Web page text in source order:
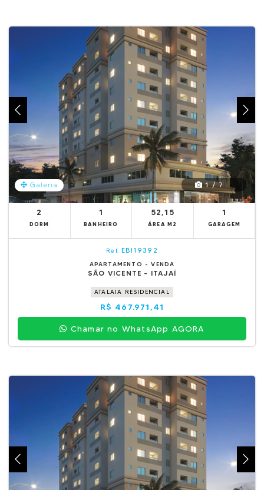
Galeria 1 / 7
2
DORM
1
BANHEIRO
52,15
ÁREA M2
1
GARAGEM
Ref. EBI19392
APARTAMENTO - VENDA
SÃO VICENTE - ITAJAÍ
ATALAIA RESIDENCIAL
R$ 467.971,41
Chamar no WhatsApp AGORA